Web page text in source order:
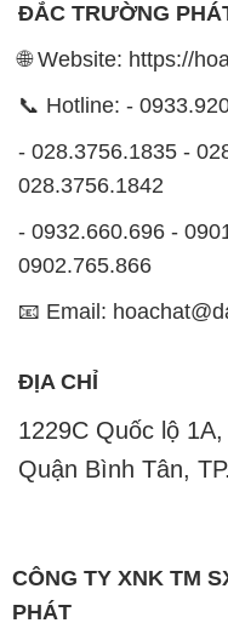
Quận Bình Tân,
PHÁT
tên miền
kinh doanh và phân
nghiệp đa dạng,
Chúng tôi cam kết
mọi nhu cầu của
Chúng tôi cung cấp
Uy tín là một trong
trong hoạt động kinh